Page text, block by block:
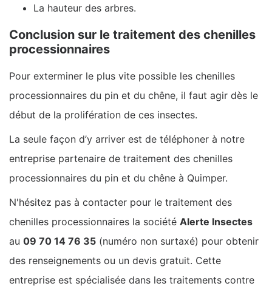
La hauteur des arbres.
Conclusion sur le traitement des chenilles
processionnaires
Pour exterminer le plus vite possible les chenilles
processionnaires du pin et du chêne, il faut agir dès le
début de la prolifération de ces insectes.
La seule façon d’y arriver est de téléphoner à notre
entreprise partenaire de traitement des chenilles
processionnaires du pin et du chêne à Quimper.
N'hésitez pas à contacter pour le traitement des
chenilles processionnaires la société Alerte Insectes
au 09 70 14 76 35 (numéro non surtaxé) pour obtenir
des renseignements ou un devis gratuit. Cette
entreprise est spécialisée dans les traitements contre